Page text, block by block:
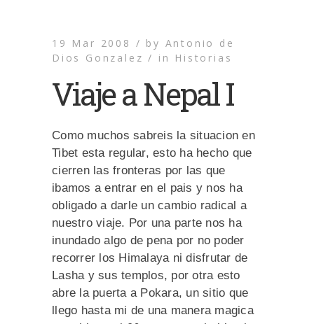
19 Mar 2008 / by Antonio de
Dios Gonzalez / in Historias
Viaje a Nepal I
Como muchos sabreis la situacion en
Tibet esta regular, esto ha hecho que
cierren las fronteras por las que
ibamos a entrar en el pais y nos ha
obligado a darle un cambio radical a
nuestro viaje. Por una parte nos ha
inundado algo de pena por no poder
recorrer los Himalaya ni disfrutar de
Lasha y sus templos, por otra esto
abre la puerta a Pokara, un sitio que
llego hasta mi de una manera magica